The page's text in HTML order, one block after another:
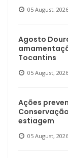
05 August, 2026
Agosto
Tocantins
05 August, 2026
Ações
estiagem
05 August, 2026